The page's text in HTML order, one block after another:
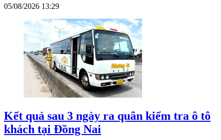
05/08/2026 13:29
Kết quả sau 3 ngày ra quân kiểm tra ô tô
khách tại Đồng Nai